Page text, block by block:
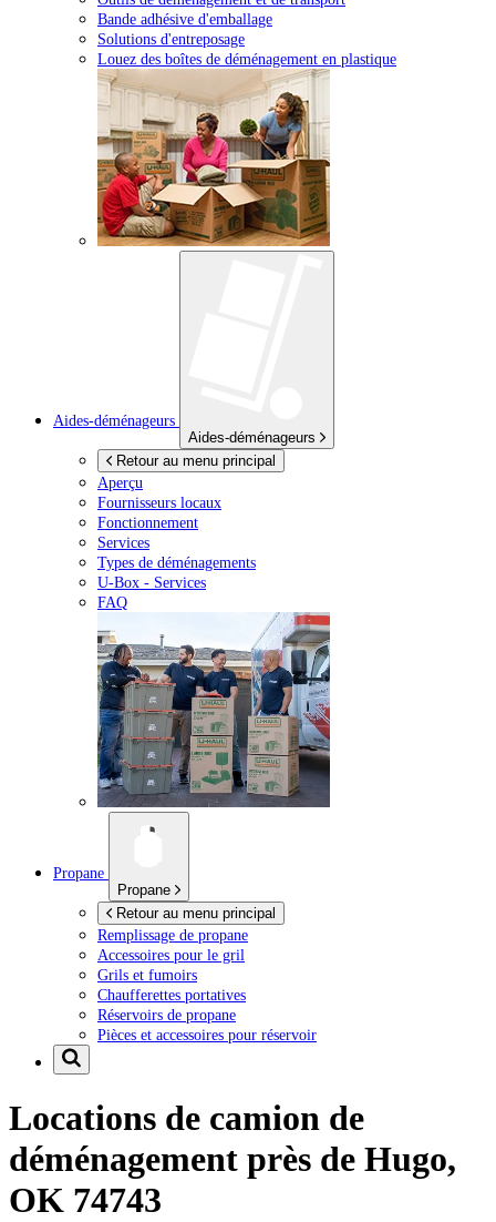
Bande adhésive d'emballage
Solutions d'entreposage
Louez des boîtes de déménagement en plastique
Aides-déménageurs
Aides-déménageurs
Retour au menu principal
Aperçu
Fournisseurs locaux
Fonctionnement
Services
Types de déménagements
U-Box - Services
FAQ
Propane
Propane
Retour au menu principal
Remplissage de propane
Accessoires pour le gril
Grils et fumoirs
Chaufferettes portatives
Réservoirs de propane
Pièces et accessoires pour réservoir
Locations de camion de
déménagement près de Hugo,
OK 74743